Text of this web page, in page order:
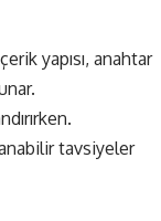
yapısı, anahtar
tavsiyeler